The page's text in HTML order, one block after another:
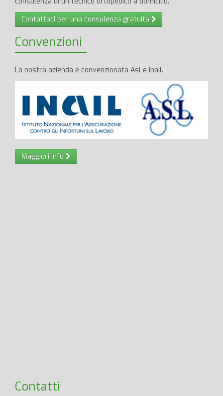
Contattaci per una consulenza gratuita
Convenzioni
La nostra azienda è convenzionata Asl e Inail.
Maggiori info
Contatti